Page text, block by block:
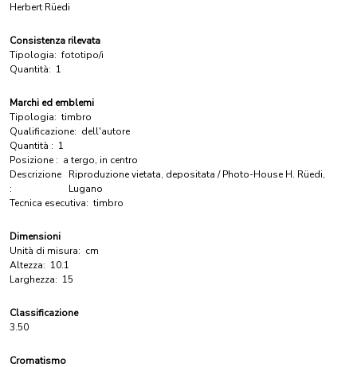
Herbert Rüedi
Consistenza rilevata
Tipologia: fototipo/i
Quantità: 1
Marchi ed emblemi
Tipologia: timbro
Qualificazione: dell'autore
Quantità : 1
Posizione : a tergo, in centro
Descrizione
:
Riproduzione vietata, depositata / Photo-House H. Rüedi,
Lugano
Tecnica esecutiva: timbro
Dimensioni
Unità di misura: cm
Altezza: 10.1
Larghezza: 15
Classificazione
3.50
Cromatismo